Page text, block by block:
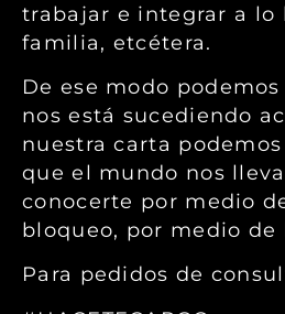
trabajar e integrar a lo
familia, etcétera.
De ese modo
nos está sucediendo
nuestra carta
que el mundo nos
conocerte por medio
bloqueo, por medio
Para pedidos de